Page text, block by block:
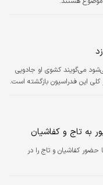
می‌گویند کشوی او جادویی
کلی این فدراسیون بازگشته است.
به تاج و کفاشیان
کفاشیان و تاج را در